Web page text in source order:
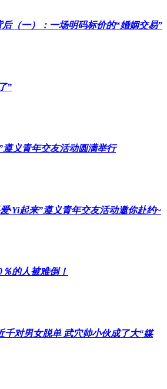
后（一）：一场明码标价的“婚姻交易”
”
遵义青年交友活动圆满举行
·Yi起来”遵义青年交友活动邀你赴约~
的人被难倒！
千对男女脱单 武穴帅小伙成了大“媒